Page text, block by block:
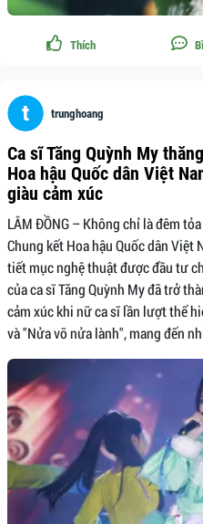
Thích
trunghoang
Ca sĩ Tăng Quỳnh My
Hoa hậu Quốc dân Việt
giàu cảm xúc
LÂM ĐỒNG – Không chỉ là đêm
Chung kết Hoa hậu Quốc dân
tiết mục nghệ thuật được đầu tư
của ca sĩ Tăng Quỳnh My đã trở
cảm xúc khi nữ ca sĩ lần lượt thể
và "Nửa vỡ nửa lành", mang đến